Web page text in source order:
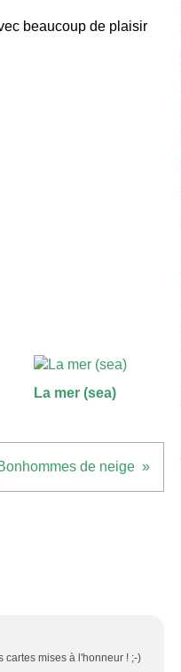
beaucoup de plaisir
La mer (sea)
de neige
cartes mises à l'honneur ! ;-)